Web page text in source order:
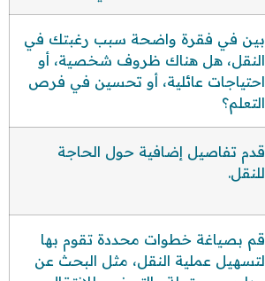
بين في فقرة واضحة سبب رغبتك في
النقل، هل هناك ظروف شخصية، أو
احتياجات عائلية، أو تحسين في فرص
التعلم؟
قدم تفاصيل إضافية حول الحاجة
للنقل.
قم بصياغة خطوات محددة تقوم بها
لتسهيل عملية النقل، مثل البحث عن